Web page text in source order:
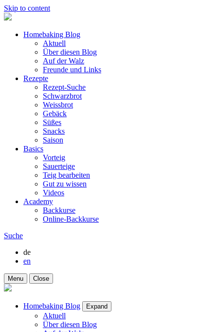
Skip to content
Homebaking Blog
Aktuell
Über diesen Blog
Auf der Walz
Freunde und Links
Rezepte
Rezept-Suche
Schwarzbrot
Weissbrot
Gebäck
Süßes
Snacks
Saison
Basics
Vorteig
Sauerteige
Teig bearbeiten
Gut zu wissen
Videos
Academy
Backkurse
Online-Backkurse
Suche
de
en
Menu Close
Homebaking Blog Expand
Aktuell
Über diesen Blog